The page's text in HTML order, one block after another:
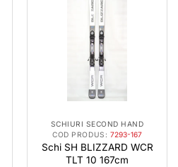
SCHIURI SECOND HAND
COD PRODUS: 7293-167
Schi SH BLIZZARD WCR
TLT 10 167cm